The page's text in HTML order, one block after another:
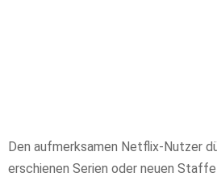
Den aufmerksamen Netflix-Nutzer
erschienen Serien oder neuen